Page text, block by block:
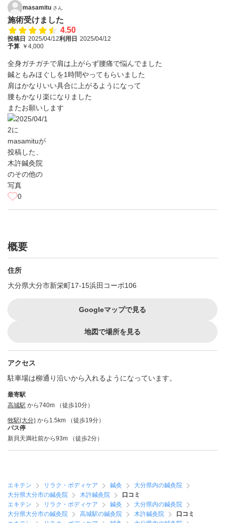
masamitu さん
施術受けました
4.50
投稿日 2025/04/12利用日 2025/04/12
予算 ￥4,000
全身ガチガチで肩は上がらず腰痛で悩んでました
鍼ともみほぐしを1時間やってもらいました
肩はかなりいい具合に上がるようになって
腰もかなり楽になりました
またお願いします
0
概要
住所
大分県大分市新栄町17-15浜田コーポ106
Googleマップで見る
地図で場所を見る
アクセス
駐車場は柳通り沿いから入れるようになっています。
最寄駅
高城駅 から740m （徒歩10分）
牧駅(大分) から1.5km （徒歩19分）
バス停
新貝天満社前から93m （徒歩2分）
エキテン リラク・ボディケア 鍼灸
大分県内の鍼灸院
大分県大分市の鍼灸院
木許鍼灸院
口コミ
エキテン
リラク・ボディケア 鍼灸
大分県内の鍼灸院
大分県大分市の鍼灸院
高城駅の鍼灸院 木許鍼灸院
口コミ